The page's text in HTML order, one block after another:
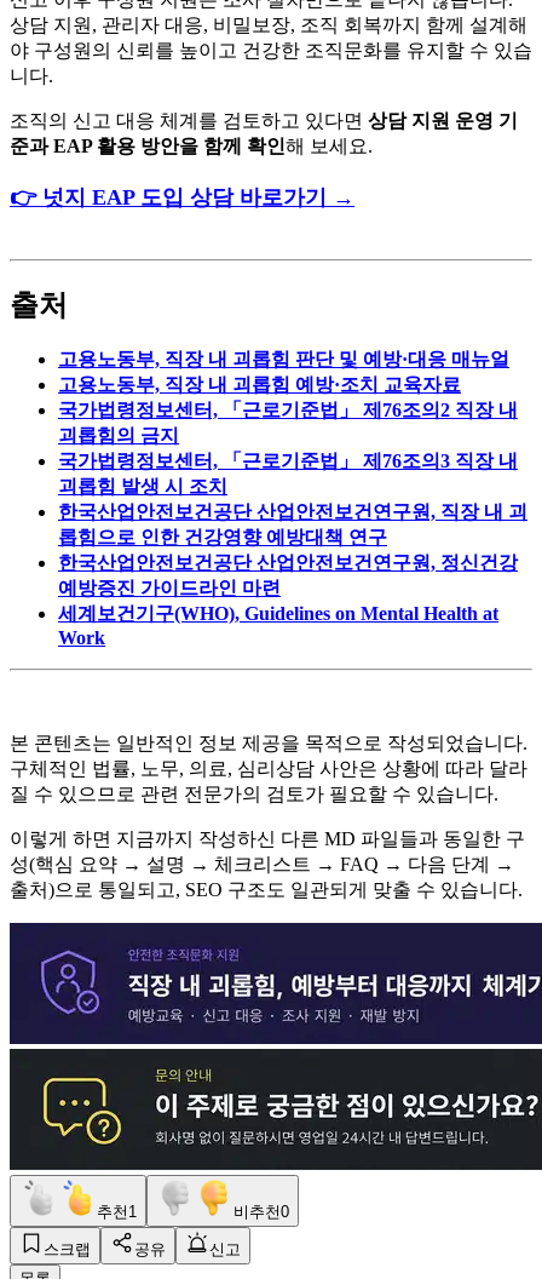
상담 지원, 관리자 대응, 비밀보장, 조직 회복까지 함께 설계해
야 구성원의 신뢰를 높이고 건강한 조직문화를 유지할 수 있습
니다.
조직의 신고 대응 체계를 검토하고 있다면 상담 지원 운영 기
준과 EAP 활용 방안을 함께 확인해 보세요.
👉 넛지 EAP 도입 상담 바로가기 →
출처
고용노동부, 직장 내 괴롭힘 판단 및 예방·대응 매뉴얼
고용노동부, 직장 내 괴롭힘 예방·조치 교육자료
국가법령정보센터, 「근로기준법」 제76조의2 직장 내
괴롭힘의 금지
국가법령정보센터, 「근로기준법」 제76조의3 직장 내
괴롭힘 발생 시 조치
한국산업안전보건공단 산업안전보건연구원, 직장 내 괴
롭힘으로 인한 건강영향 예방대책 연구
한국산업안전보건공단 산업안전보건연구원, 정신건강
예방증진 가이드라인 마련
세계보건기구(WHO), Guidelines on Mental Health at
Work
본 콘텐츠는 일반적인 정보 제공을 목적으로 작성되었습니다.
구체적인 법률, 노무, 의료, 심리상담 사안은 상황에 따라 달라
질 수 있으므로 관련 전문가의 검토가 필요할 수 있습니다.
이렇게 하면 지금까지 작성하신 다른 MD 파일들과 동일한 구
성(핵심 요약 → 설명 → 체크리스트 → FAQ → 다음 단계 →
출처)으로 통일되고, SEO 구조도 일관되게 맞출 수 있습니다.
추천 1 비추천0
스크랩 공유
신고